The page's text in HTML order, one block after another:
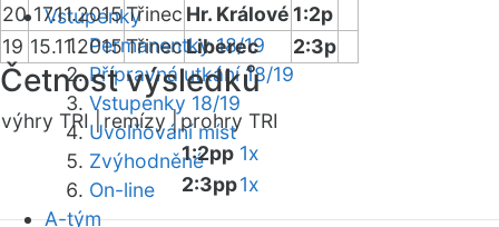
Vstupenky
Permanentky 18/19
Přípravná utkání 18/19
Vstupenky 18/19
Uvolňování míst
Zvýhodněné
On-line
A-tým
20 17.11.2015Třinec Hr. Králové 1:2p
19 15.11.2015TřinecLiberec 2:3p
Četnost výsledků
výhry TRI |remízy |prohry TRI
1:2pp 1x
2:3pp1x